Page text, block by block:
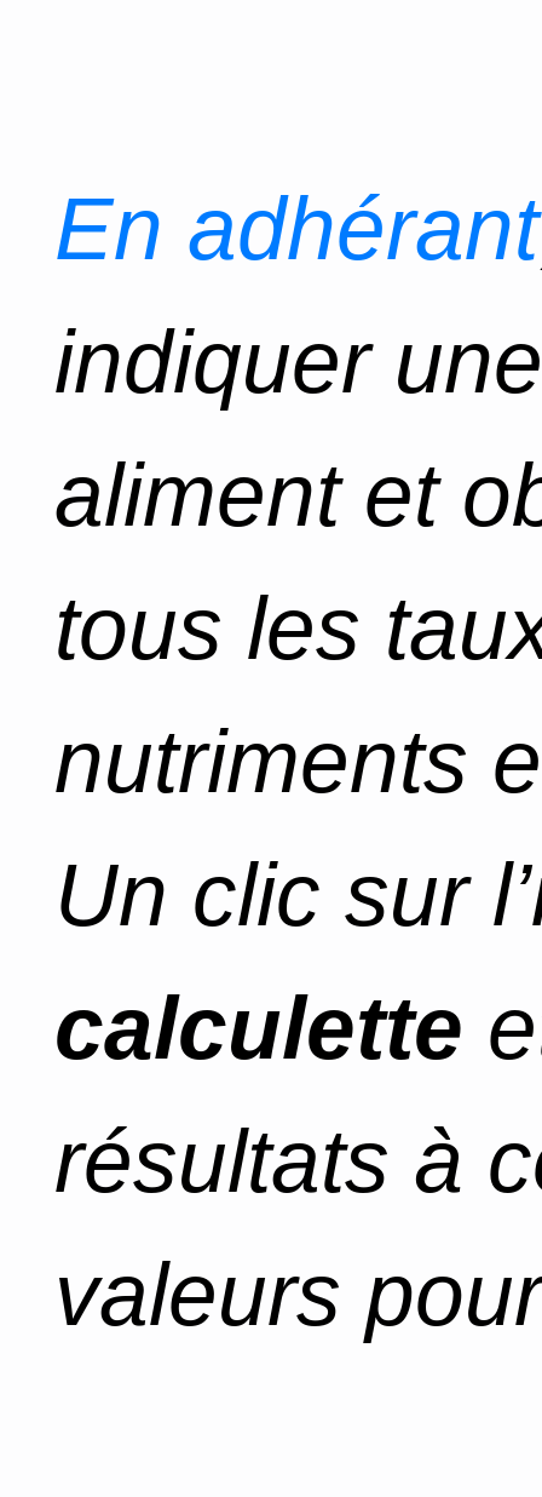
En adhérant
indiquer
aliment et
tous les
nutriments
Un clic sur
calculette
résultats à
valeurs